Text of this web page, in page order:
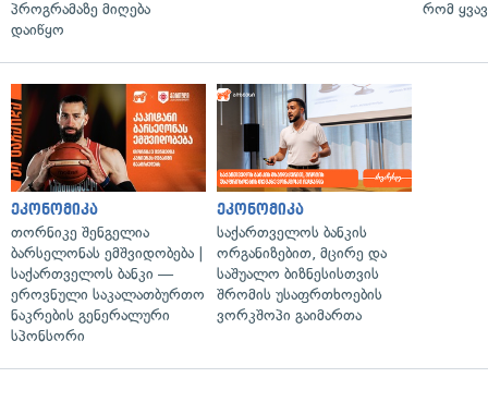
პროგრამაზე მიღება
დაიწყო
რომ
ეკონომიკა
თორნიკე შენგელია
ბარსელონას ემშვიდობება |
საქართველოს ბანკი —
ეროვნული საკალათბურთო
ნაკრების გენერალური
სპონსორი
ეკონომიკა
საქართველოს ბანკის
ორგანიზებით, მცირე და
საშუალო ბიზნესისთვის
შრომის უსაფრთხოების
ვორკშოპი გაიმართა